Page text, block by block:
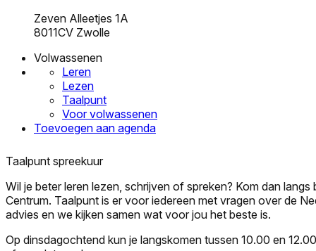
Zeven Alleetjes 1A
8011CV Zwolle
Volwassenen
Leren
Lezen
Taalpunt
Voor volwassenen
Toevoegen aan agenda
Taalpunt spreekuur
Wil je beter leren lezen, schrijven of spreken? Kom dan langs
Centrum. Taalpunt is er voor iedereen met vragen over de
advies en we kijken samen wat voor jou het beste is.
Op dinsdagochtend kun je langskomen tussen 10.00 en